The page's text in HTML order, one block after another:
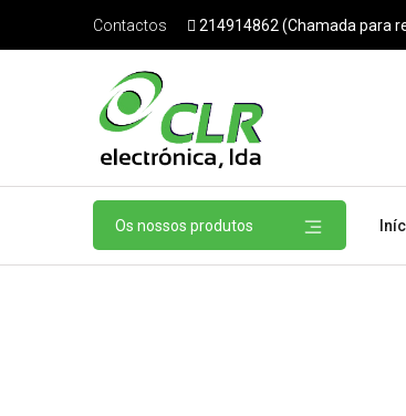
Contactos 214914862 (Chamada para
Os nossos produtos